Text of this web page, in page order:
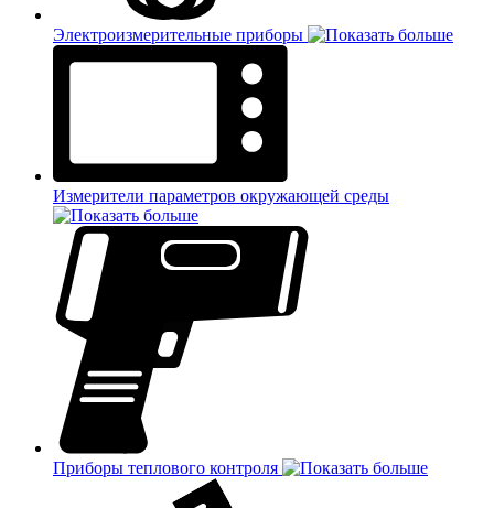
Электроизмерительные приборы
Измерители параметров окружающей среды
Приборы теплового контроля